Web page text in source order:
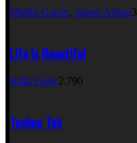
Martin Garrix, James Arthur
Life Is Beautiful
Killa Fonic2.790
Techno Tek